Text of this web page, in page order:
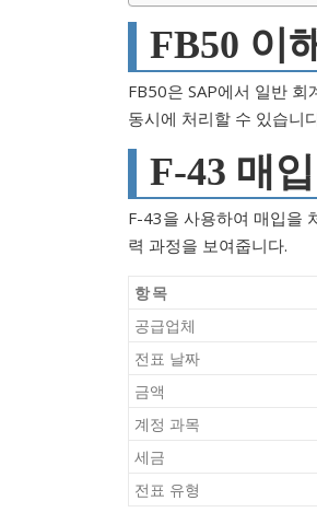
FB50 이
FB50은 SAP에서 일반
동시에 처리할 수 있습니
F-43 매
F-43을 사용하여 매입을
력 과정을 보여줍니다.
항목
공급업체
전표 날짜
금액
계정 과목
세금
전표 유형